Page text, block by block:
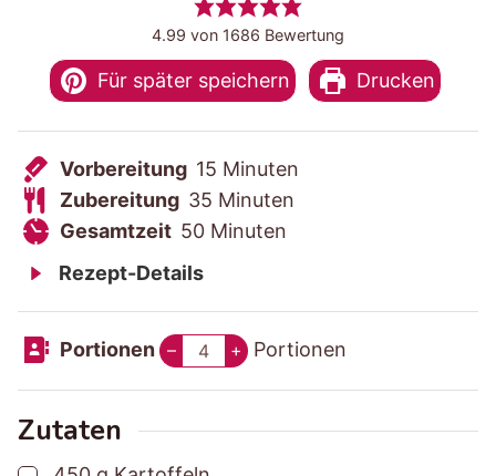
4.99 von 1686 Bewertung
Für später speichern Drucken
V
o
r
b
e
i
u
Vorbereitung 15M
i
n
Minuten
Z
u
b
e
i
u
Zubereitung 35M
i
n
Minuten
G
e
m
t
e
Gesamtzeit 50M
t
e
Minuten
Rezept-Details
Portionen – + Portionen
Zutaten